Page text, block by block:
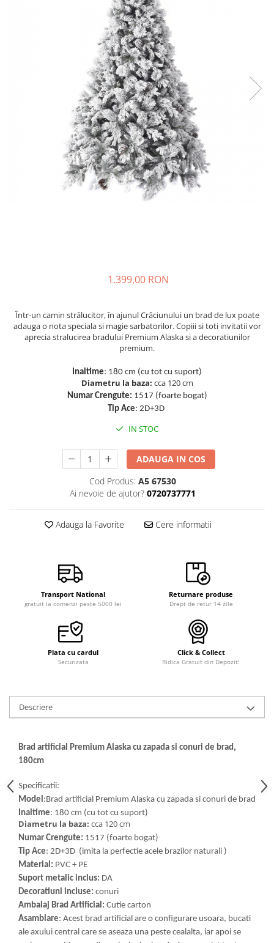
1.399,00 RON
Într-un camin strălucitor, în ajunul Crăciunului un brad de lux poate
adauga o nota speciala si magie sarbatorilor. Copiii si toti invitatii vor
aprecia stralucirea bradului Premium Alaska si a decoratiunilor
premium.
Inaltime: 180 cm (cu tot cu suport)
Diametru la baza: cca 120 cm
Numar Crengute: 1517 (foarte bogat)
Tip Ace: 2D+3D
IN STOC
ADAUGA IN COS
Cod Produs: A5 67530
Ai nevoie de ajutor? 0720737771
Adauga la Favorite Cere informatii
Transport National
gratuit la comenzi peste 5000 lei
Returnare produse
Drept de retur 14 zile
Plata cu cardul
Securizata
Click & Collect
Ridica Gratuit din Depozit!
Descriere
Brad artificial Premium Alaska cu zapada si conuri de brad,
180cm
Specificatii:
Model:Brad artificial Premium Alaska cu zapada si conuri de brad
Inaltime: 180 cm (cu tot cu suport)
Diametru la baza: cca 120 cm
Numar Crengute: 1517 (foarte bogat)
Tip Ace: 2D+3D (imita la perfectie acele brazilor naturali )
Material: PVC + PE
Suport metalic inclus: DA
Decoratiuni incluse: conuri
Ambalaj Brad Artificial: Cutie carton
Asamblare: Acest brad artificial are o configurare usoara, bucati
ale axului central care se aseaza una peste cealalta, iar apoi se